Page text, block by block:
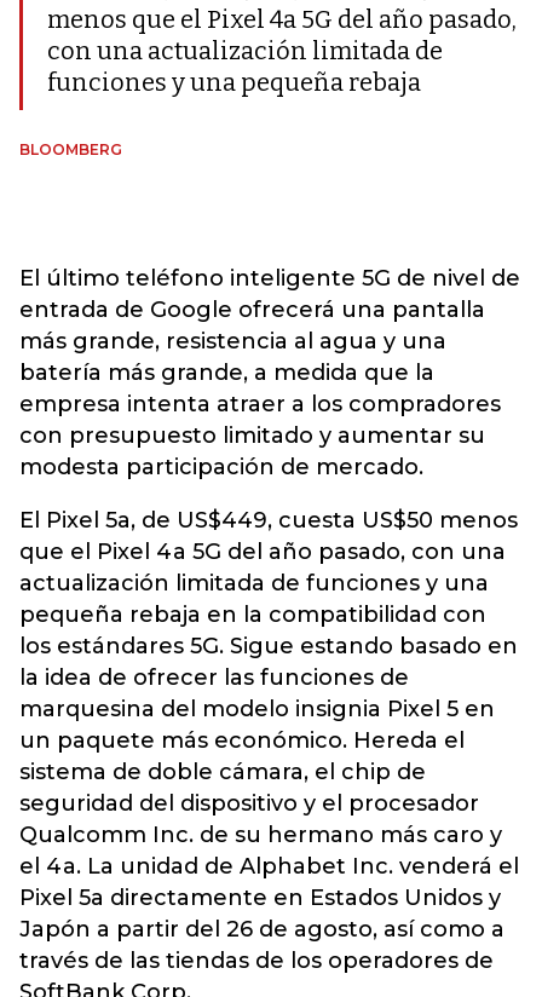
menos que el Pixel 4a 5G del año pasado,
con una actualización limitada de
funciones y una pequeña rebaja
BLOOMBERG
El último teléfono inteligente 5G de nivel de
entrada de Google ofrecerá una pantalla
más grande, resistencia al agua y una
batería más grande, a medida que la
empresa intenta atraer a los compradores
con presupuesto limitado y aumentar su
modesta participación de mercado.
El Pixel 5a, de US$449, cuesta US$50 menos
que el Pixel 4a 5G del año pasado, con una
actualización limitada de funciones y una
pequeña rebaja en la compatibilidad con
los estándares 5G. Sigue estando basado en
la idea de ofrecer las funciones de
marquesina del modelo insignia Pixel 5 en
un paquete más económico. Hereda el
sistema de doble cámara, el chip de
seguridad del dispositivo y el procesador
Qualcomm Inc. de su hermano más caro y
el 4a. La unidad de Alphabet Inc. venderá el
Pixel 5a directamente en Estados Unidos y
Japón a partir del 26 de agosto, así como a
través de las tiendas de los operadores de